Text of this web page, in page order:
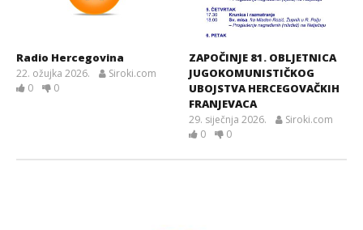
Radio Hercegovina
22. ožujka 2026.
Siroki.com
0
0
ZAPOČINJE 81. OBLJETNICA
JUGOKOMUNISTIČKOG
UBOJSTVA HERCEGOVAČKIH
FRANJEVACA
29. siječnja 2026.
Siroki.com
0
0